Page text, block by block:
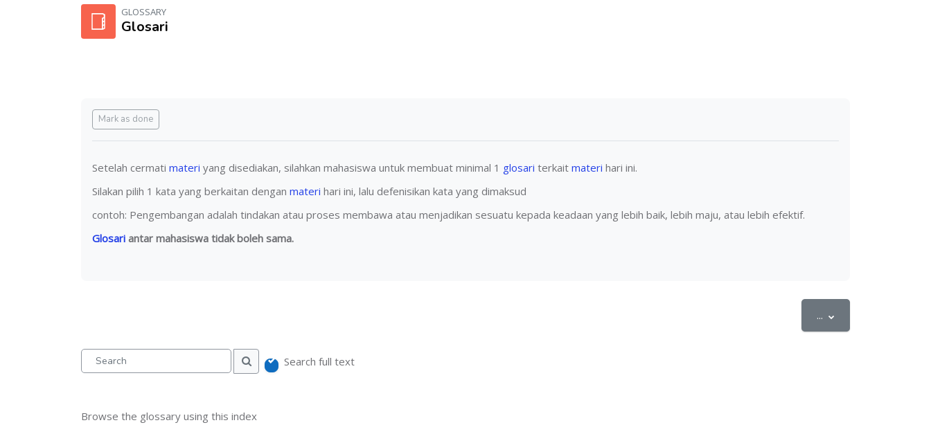
GLOSSARY
Glosari
Completion requirements
Mark as done
Setelah cermati materi yang disediakan, silahkan mahasiswa untuk membuat minimal 1 glosari terkait materi hari ini.
Silakan pilih 1 kata yang berkaitan dengan materi hari ini, lalu defenisikan kata yang dimaksud
contoh: Pengembangan adalah tindakan atau proses membawa atau menjadikan sesuatu kepada keadaan yang lebih baik, lebih maju, atau lebih efektif.
Glosari antar mahasiswa tidak boleh sama.
... Export entries
Search
Search
Search full text
Browse the glossary using this index